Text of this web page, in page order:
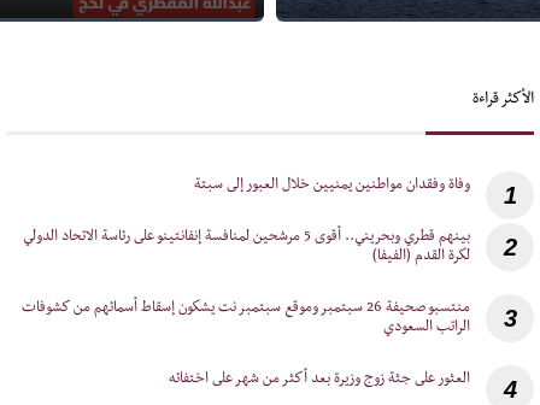
الأكثر قراءة
1
2
‎بينهم قطري وبحريني.. أقوى 5 مرشحين لمنافسة إنفانتينو على رئاسة الاتحاد الدولي
لكرة القدم (الفيفا)
3
‎منتسبو صحيفة 26 سبتمبر وموقع سبتمبر نت يشكون إسقاط أسمائهم من كشوفات
الراتب السعودي
4